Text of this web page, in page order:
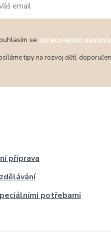
se zpracováním
tipy na rozvoj dětí,
příprava
potřebami